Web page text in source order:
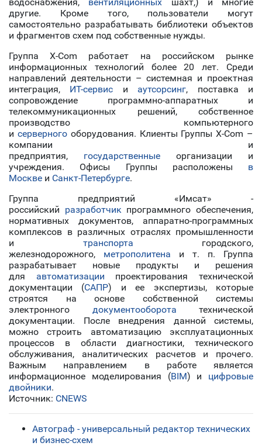
другие. Кроме того, пользователи могут
самостоятельно разрабатывать библиотеки объектов
и фрагментов схем под собственные нужды.
Группа X-Com работает на российском рынке
информационных технологий более 20 лет. Среди
направлений деятельности – системная и проектная
интеграция, ИТ-сервис и аутсорсинг, поставка и
сопровождение программно-аппаратных и
телекоммуникационных решений, собственное
производство компьютерного
и серверногооборудования. Клиенты Группы X-Com –
компании и
предприятия, государственные организации и
учреждения. Офисы Группы расположены в
Москве и Санкт-Петербурге.
Группа предприятий «Имсат» -
российский разработчикпрограммного обеспечения,
нормативных документов, аппаратно-программных
комплексов в различных отраслях промышленности
и транспорта городского,
железнодорожного, метрополитена и т. п. Группа
разрабатывает новые продукты и решения
для автоматизации проектирования технической
документации (САПР) и ее экспертизы, которые
строятся на основе собственной системы
электронного документооборота технической
документации. После внедрения данной системы,
можно строить автоматизацию эксплуатационных
процессов в области диагностики, технического
обслуживания, аналитических расчетов и прочего.
Важным направлением в работе является
информационное моделирования (BIM) и цифровые
двойники.
Источник: CNEWS
Автограф - универсальный редактор технических
и бизнес-схем